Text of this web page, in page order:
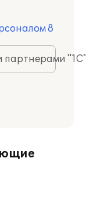
8
партнерами